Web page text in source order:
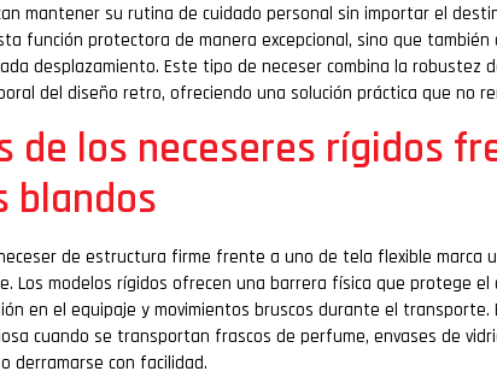
mantener su rutina de cuidado personal sin importar el
función protectora de manera excepcional, sino que
desplazamiento. Este tipo de neceser combina la robustez
del diseño retro, ofreciendo una solución práctica que no
de los neceseres rígidos
blandos
de estructura firme frente a uno de tela flexible marca
Los modelos rígidos ofrecen una barrera física que protege
en el equipaje y movimientos bruscos durante el
cuando se transportan frascos de perfume, envases de
derramarse con facilidad.